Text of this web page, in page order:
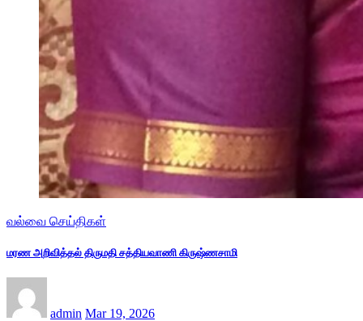
வல்வை செய்திகள்
மரண அறிவித்தல் திருமதி சத்தியவாணி கிருஷ்ணசாமி
admin Mar 19, 2026